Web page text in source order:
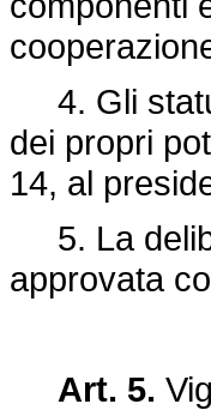
4. Gli
dei propri
14, al
5. La
approvata
Art. 5.